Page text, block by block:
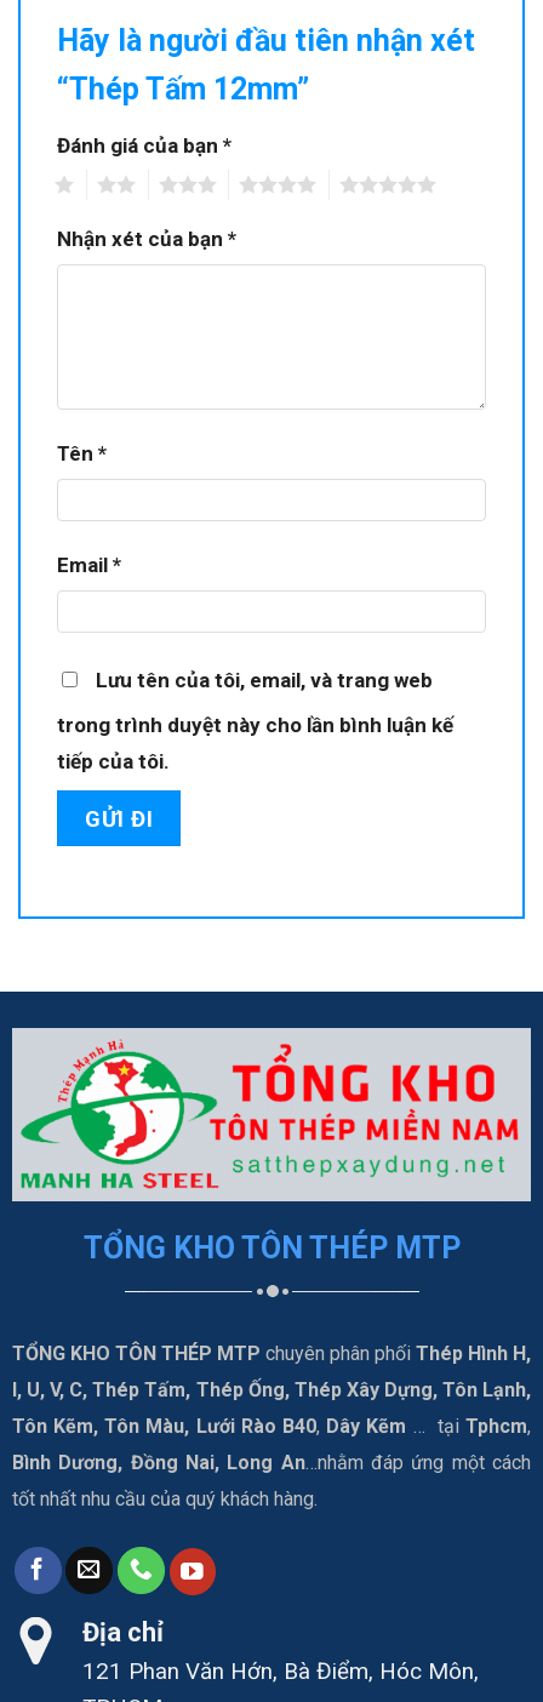
Hãy là người đầu tiên nhận xét
“Thép Tấm 12mm”
Đánh giá của bạn *
Nhận xét của bạn *
Tên *
Email *
Lưu tên của tôi, email, và trang web
trong trình duyệt này cho lần bình luận kế
tiếp của tôi.
TỔNG KHO TÔN THÉP MTP
TỔNG KHO TÔN THÉP MTP chuyên phân phốiThép Hình H,
I, U, V, C, Thép Tấm, Thép Ống, Thép Xây Dựng, Tôn Lạnh,
Tôn Kẽm, Tôn Màu, Lưới Rào B40, Dây Kẽm … tạiTphcm,
Bình Dương, Đồng Nai, Long An…nhằm đáp ứng một cách
tốt nhất nhu cầu của quý khách hàng.
Địa chỉ
121 Phan Văn Hớn, Bà Điểm, Hóc Môn,